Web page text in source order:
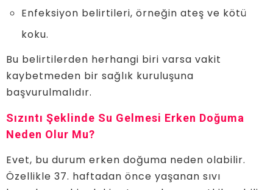
Enfeksiyon belirtileri, örneğin ateş ve kötü
koku.
Bu belirtilerden herhangi biri varsa vakit
kaybetmeden bir sağlık kuruluşuna
başvurulmalıdır.
Sızıntı Şeklinde Su Gelmesi Erken Doğuma
Neden Olur Mu?
Evet, bu durum erken doğuma neden olabilir.
Özellikle 37. haftadan önce yaşanan sıvı